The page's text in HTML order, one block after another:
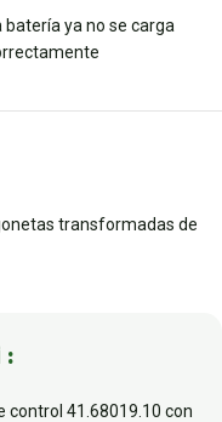
batería ya no se carga
transformadas de
control 41.68019.10 con